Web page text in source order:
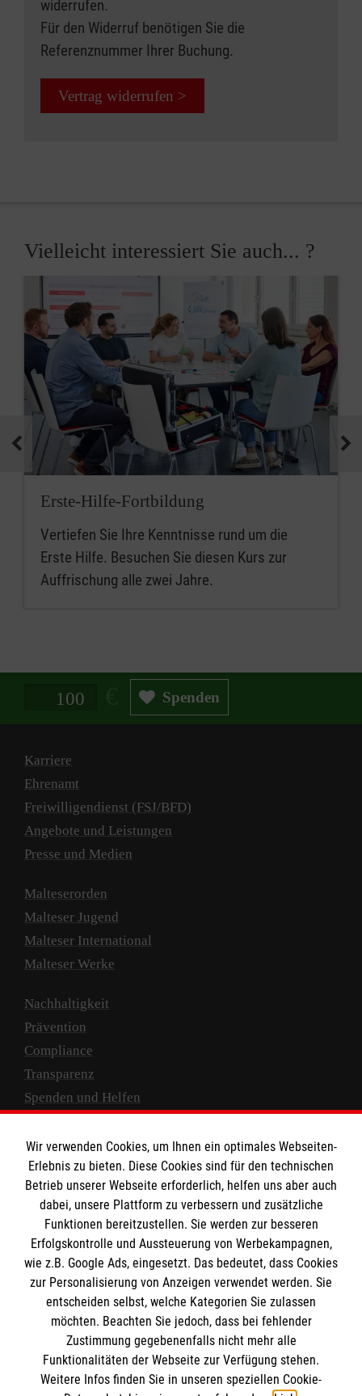
widerrufen.
Für den Widerruf benötigen Sie die
Referenznummer Ihrer Buchung.
Vertrag widerrufen >
Vielleicht interessiert Sie auch... ?
Erste-Hilfe-Fortbildung
Vertiefen Sie Ihre Kenntnisse rund um die
Erste Hilfe. Besuchen Sie diesen Kurs zur
Auffrischung alle zwei Jahre.
Spendenbetrag in Euro Spenden
Karriere
Ehrenamt
Freiwilligendienst (FSJ/BFD)
Angebote und Leistungen
Presse und Medien
Malteserorden
Malteser Jugend
Malteser International
Malteser Werke
Nachhaltigkeit
Prävention
Compliance
Transparenz
Spenden und Helfen
Empfänger: Malteser Hilfsdienst e.V.
IBAN: DE10 3706 0120 1201 2000 12
BIC: GENODED 1PA7
Newsletter abonnieren
Wir verwenden Cookies, um Ihnen ein optimales Webseiten-
Erlebnis zu bieten. Diese Cookies sind für den technischen
Betrieb unserer Webseite erforderlich, helfen uns aber auch
dabei, unsere Plattform zu verbessern und zusätzliche
Funktionen bereitzustellen. Sie werden zur besseren
Erfolgskontrolle und Aussteuerung von Werbekampagnen,
wie z.B. Google Ads, eingesetzt. Das bedeutet, dass Cookies
zur Personalisierung von Anzeigen verwendet werden. Sie
entscheiden selbst, welche Kategorien Sie zulassen
möchten. Beachten Sie jedoch, dass bei fehlender
Zustimmung gegebenenfalls nicht mehr alle
Funktionalitäten der Webseite zur Verfügung stehen.
Weitere Infos finden Sie in unseren speziellen Cookie-